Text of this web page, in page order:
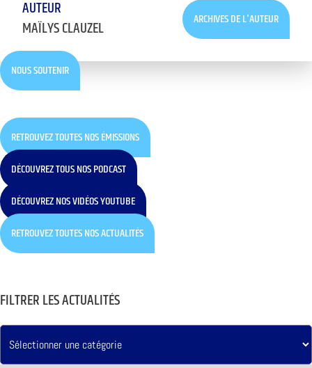
MAÏLYS CLAUZEL ARCHIVES DE L'AUTEUR
NOUS SOUTENIR
RETROUVEZ TOUTES NOS ÉMISSIONS
DÉCOUVREZ TOUS NOS PODCAST
DÉCOUVREZ NOS VIDÉOS YOUTUBE
RETROUVEZ TOUTES NOS ACTUALITÉS
FILTRER LES ACTUALITÉS